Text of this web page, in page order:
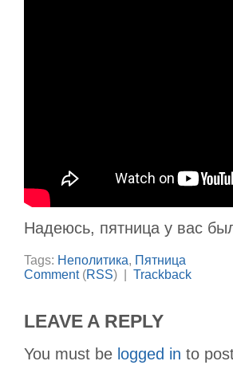
Надеюсь, пятница у вас
Tags: Неполитика, Пятница
Comment(RSS) | Trackback
LEAVE A REPLY
You must be logged in to